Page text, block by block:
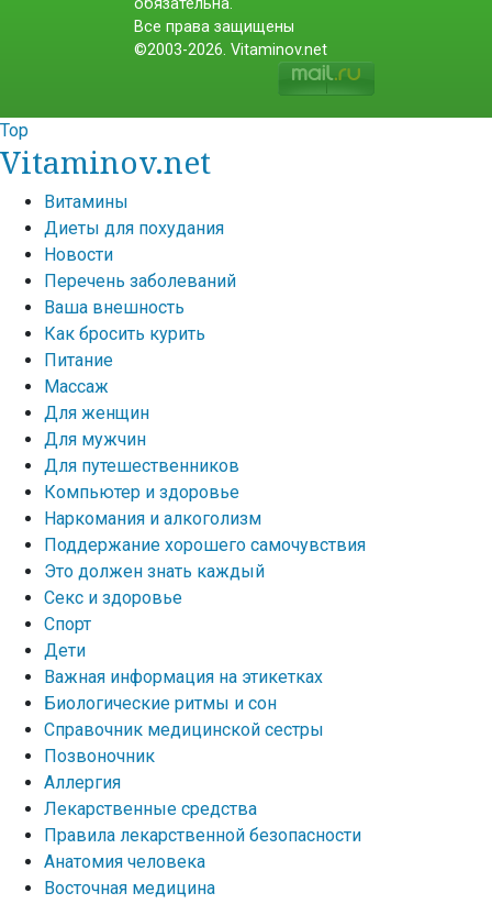
обязательна.
Все права защищены
©2003-2026. Vitaminov.net
Top
Vitaminov.net
Витамины
Диеты для похудания
Новости
Перечень заболеваний
Ваша внешность
Как бросить курить
Питание
Массаж
Для женщин
Для мужчин
Для путешественников
Компьютер и здоровье
Наркомания и алкоголизм
Поддержание хорошего самочувствия
Это должен знать каждый
Секс и здоровье
Спорт
Дети
Важная информация на этикетках
Биологические ритмы и сон
Справочник медицинской сестры
Позвоночник
Аллергия
Лекарственные средства
Правила лекарственной безопасности
Aнатомия человека
Восточная медицина